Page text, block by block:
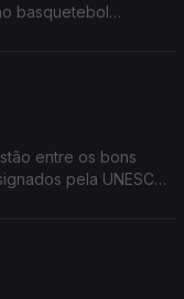
basquetebol
entre os bons
pela UNESCO